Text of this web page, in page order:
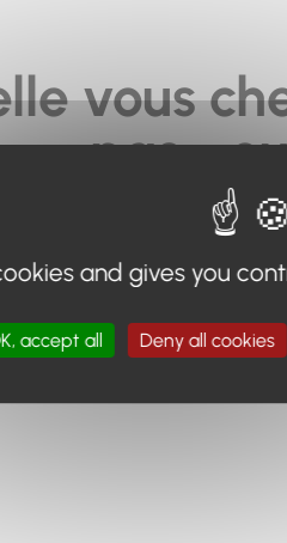
vous
pas...
de recherche en haut de
Retour à
and gives you
accept all Deny all cookies